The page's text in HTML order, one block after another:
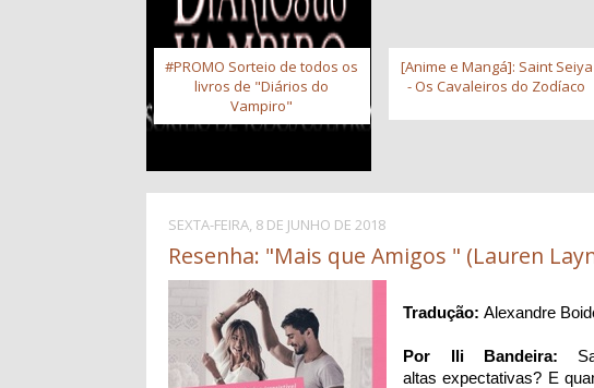
#PROMO Sorteio de todos os
livros de "Diários do
Vampiro"
[Anime e Mangá]: Saint Seiya
- Os Cavaleiros do Zodíaco
SEXTA-FEIRA, 8 DE JUNHO DE 2018
Resenha: "Mais que Amigos " (Lauren
Tradução:Alexandre
Por Ili Bandeira:
altas expectativas? E